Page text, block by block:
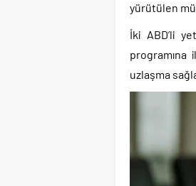
yürütülen
İki ABD’li
programına
uzlaşma